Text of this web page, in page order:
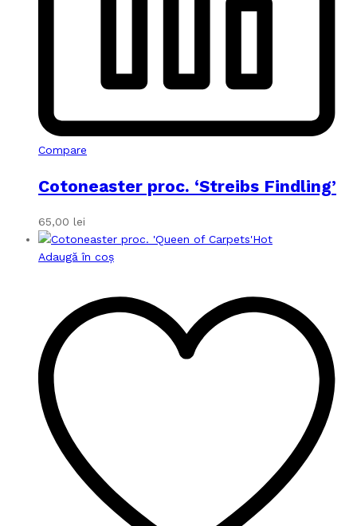
Compare
Cotoneaster proc. ‘Streibs Findling’
65,00 lei
Hot
Adaugă în coș